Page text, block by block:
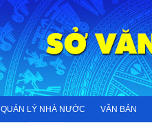
QUẢN LÝ NHÀ NƯỚC VĂN BẢN